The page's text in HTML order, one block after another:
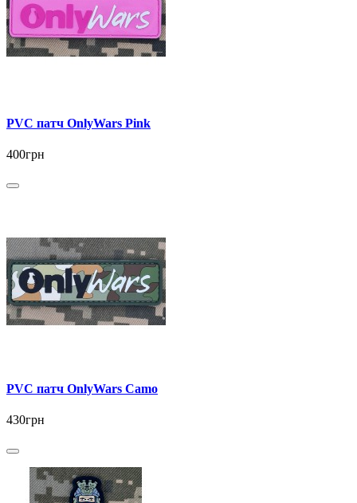
PVC патч OnlyWars Pink
400грн
PVC патч OnlyWars Camo
430грн